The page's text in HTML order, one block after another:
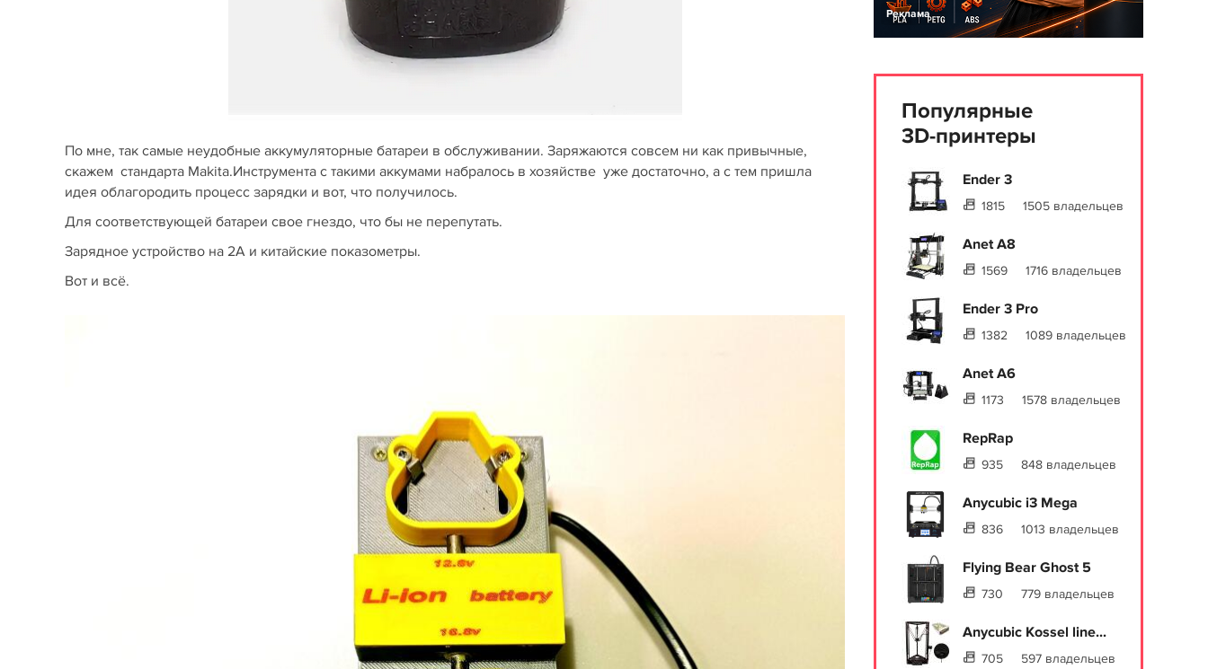
По мне, так самые неудобные аккумуляторные батареи в обслуживании. Заряжаются совсем ни как привычные,
скажем стандарта Makita.Инструмента с такими аккумами набралось в хозяйстве уже достаточно, а с тем пришла
идея облагородить процесс зарядки и вот, что получилось.
Для соответствующей батареи свое гнездо, что бы не перепутать.
Зарядное устройство на 2А и китайские показометры.
Вот и всё.
Реклама
Популярные
3D-принтеры
Ender 3
1815 1505 владельцев
Anet A8
1569 1716 владельцев
Ender 3 Pro
1382 1089 владельцев
Anet A6
1173 1578 владельцев
RepRap
935 848 владельцев
Anycubic i3 Mega
836 1013 владельцев
Flying Bear Ghost 5
730 779 владельцев
Anycubic Kossel line...
705 597 владельцев